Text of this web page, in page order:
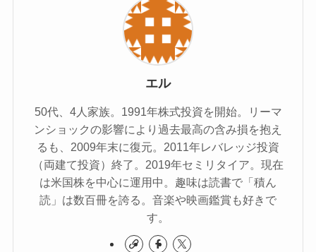
エル
50代、4人家族。1991年株式投資を開始。リーマ
ンショックの影響により過去最高の含み損を抱え
るも、2009年末に復元。2011年レバレッジ投資
（両建て投資）終了。2019年セミリタイア。現在
は米国株を中心に運用中。趣味は読書で「積ん
読」は数百冊を誇る。音楽や映画鑑賞も好きで
す。